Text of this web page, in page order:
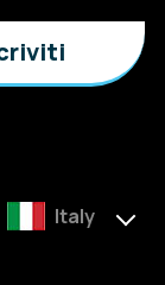
Italy